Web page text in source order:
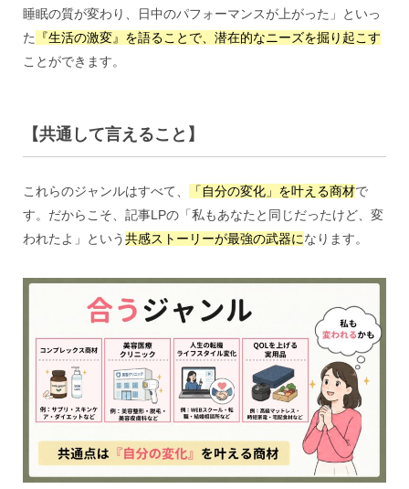
睡眠の質が変わり、日中のパフォーマンスが上がった」といっ
た
『生活の激変』を語ることで、潜在的なニーズを掘り起こす
ことができます。
【共通して言えること】
これらのジャンルはすべて、 「自分の変化」を叶える商材で
す。だからこそ、記事LPの「私もあなたと同じだったけど、変
われたよ」という共感ストーリーが最強の武器になります。